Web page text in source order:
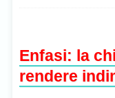
Enfasi: la
rendere